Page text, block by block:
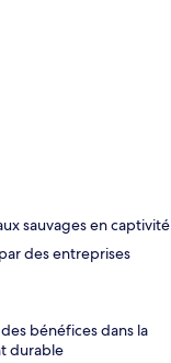
sauvages en captivité
des entreprises
bénéfices dans la
durable